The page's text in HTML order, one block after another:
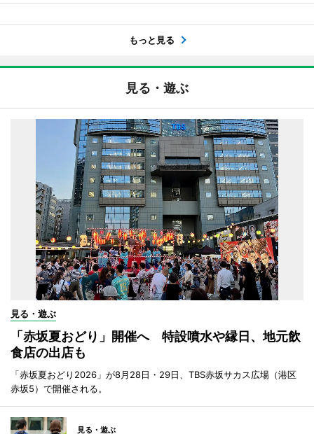
もっと見る
見る・遊ぶ
見る・遊ぶ
「赤坂夏おどり」開催へ 特設噴水や縁日、地元飲
食店の出店も
「赤坂夏おどり2026」が8月28日・29日、TBS赤坂サカス広場（港区
赤坂5）で開催される。
見る・遊ぶ